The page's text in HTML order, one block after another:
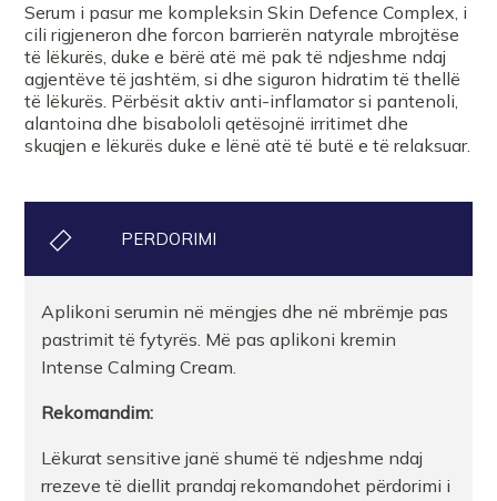
Serum i pasur me kompleksin Skin Defence Complex, i
cili rigjeneron dhe forcon barrierën natyrale mbrojtëse
të lëkurës, duke e bërë atë më pak të ndjeshme ndaj
agjentëve të jashtëm, si dhe siguron hidratim të thellë
të lëkurës. Përbësit aktiv anti-inflamator si pantenoli,
alantoina dhe bisabololi qetësojnë irritimet dhe
skuqjen e lëkurës duke e lënë atë të butë e të relaksuar.
PERDORIMI
Aplikoni serumin në mëngjes dhe në mbrëmje pas
pastrimit të fytyrës. Më pas aplikoni kremin
Intense Calming Cream.
Rekomandim:
Lëkurat sensitive janë shumë të ndjeshme ndaj
rrezeve të diellit prandaj rekomandohet përdorimi i